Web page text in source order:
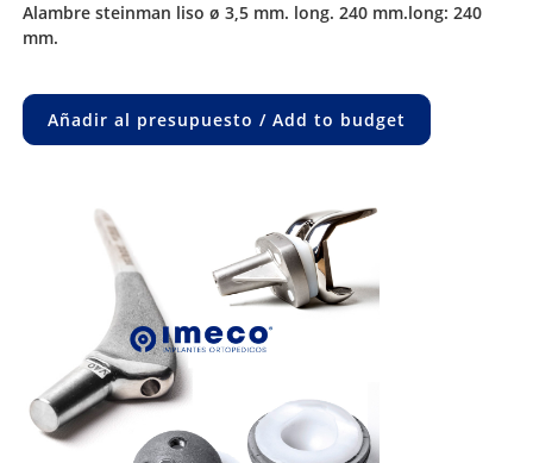
alambre steinman liso ø 3,5 mm. long. 240 mm.long: 240
mm.
Añadir al presupuesto / Add to budget